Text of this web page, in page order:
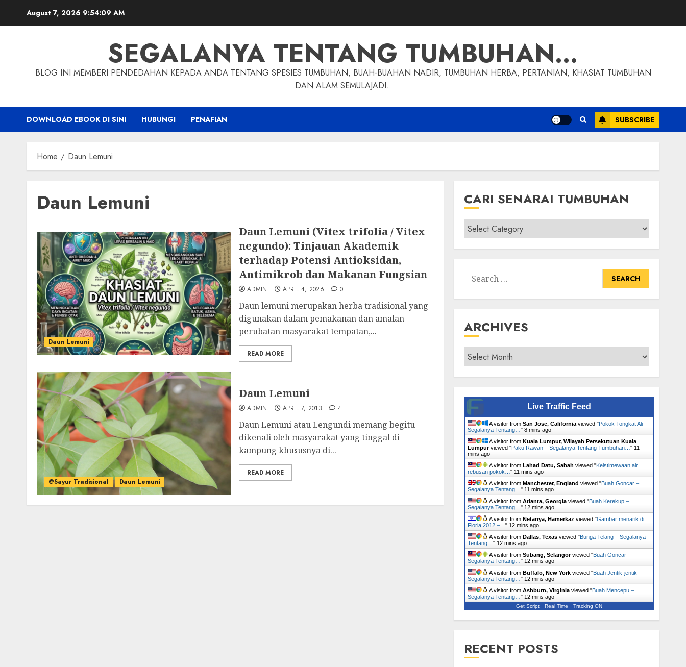
August 7, 2026 9:54:10 AM
SEGALANYA TENTANG TUMBUHAN…
BLOG INI MEMBERI PENDEDAHAN KEPADA ANDA TENTANG SPESIES TUMBUHAN, BUAH-BUAHAN NADIR, TUMBUHAN HERBA, PERTANIAN, KHASIAT TUMBUHAN
DAN ALAM SEMULAJADI..
DOWNLOAD EBOOK DI SINI HUBUNGI PENAFIAN SUBSCRIBE
Home Daun Lemuni
Daun Lemuni
Daun Lemuni
Daun Lemuni (Vitex trifolia / Vitex
negundo): Tinjauan Akademik
terhadap Potensi Antioksidan,
Antimikrob dan Makanan Fungsian
ADMIN APRIL 4, 2026 0
Daun lemuni merupakan herba tradisional yang
digunakan dalam pemakanan dan amalan
perubatan masyarakat tempatan,...
READ MORE
@Sayur Tradisional Daun Lemuni
Daun Lemuni
ADMIN APRIL 7, 2013 4
Daun Lemuni atau Lengundi memang begitu
dikenali oleh masyarakat yang tinggal di
kampung khususnya di...
READ MORE
CARI SENARAI TUMBUHAN
Cari
Senarai
Tumbuhan
Search
for:
ARCHIVES
Archives
Live Traffic Feed
A visitor from San Jose, Californiaviewed "Pokok Tongkat Ali –
Segalanya Tentang… " 8 mins ago
A visitor from Kuala Lumpur, Wilayah Persekutuan Kuala
Lumpurviewed "Paku Rawan – Segalanya Tentang Tumbuhan… " 11
mins ago
A visitor from Lahad Datu, Sabah viewed "Keistimewaan air
rebusan pokok… " 11 mins ago
A visitor from Manchester, England viewed "Buah Goncar –
Segalanya Tentang… " 11 mins ago
A visitor from Atlanta, Georgiaviewed "Buah Kerekup –
Segalanya Tentang… " 12 mins ago
A visitor from Netanya, Hamerkaz viewed "Gambar menarik di
Floria 2012 –… " 12 mins ago
A visitor from Dallas, Texasviewed "Bunga Telang – Segalanya
Tentang… " 12 mins ago
A visitor from Subang, Selangorviewed "Buah Goncar –
Segalanya Tentang… " 12 mins ago
A visitor from Buffalo, New Yorkviewed "Buah Jentik-jentik –
Segalanya Tentang… " 12 mins ago
A visitor from Ashburn, Virginiaviewed "Buah Mencepu –
Segalanya Tentang… " 12 mins ago
Get Script Real Time Tracking ON
RECENT POSTS